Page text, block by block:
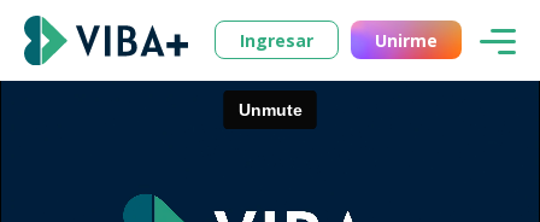
Ingresar Unirme